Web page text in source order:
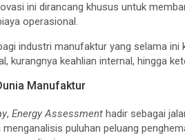
ini dirancang khusus untuk
operasional.
industri manufaktur yang selama
kurangnya keahlian internal, hingga
Manufaktur
, Energy Assessment hadir sebagai
puluhan peluang